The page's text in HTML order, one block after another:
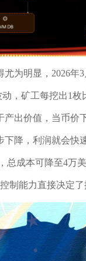
为明显，2026
，矿工每挖出1
出价值，当币价
降，利润就会快
总成本可降至4万
制能力直接决定了